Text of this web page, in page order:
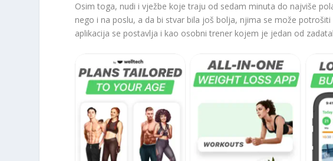
Osim toga, nudi i vježbe koje traju od sedam minuta do najviše
nego i na poslu, a da bi stvar bila još bolja, njima se može
aplikacija se postavlja i kao osobni trener kojem je jedan od